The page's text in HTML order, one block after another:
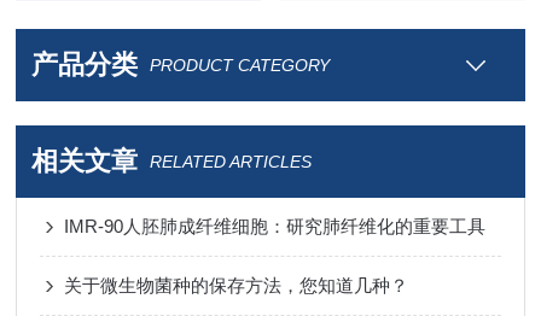
产品分类 PRODUCT CATEGORY
相关文章 RELATED ARTICLES
IMR-90人胚肺成纤维细胞：研究肺纤维化的重要工具
关于微生物菌种的保存方法，您知道几种？